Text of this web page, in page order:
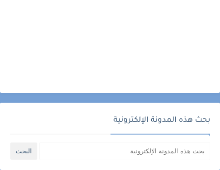
بحث هذه المدونة الإلكترونية